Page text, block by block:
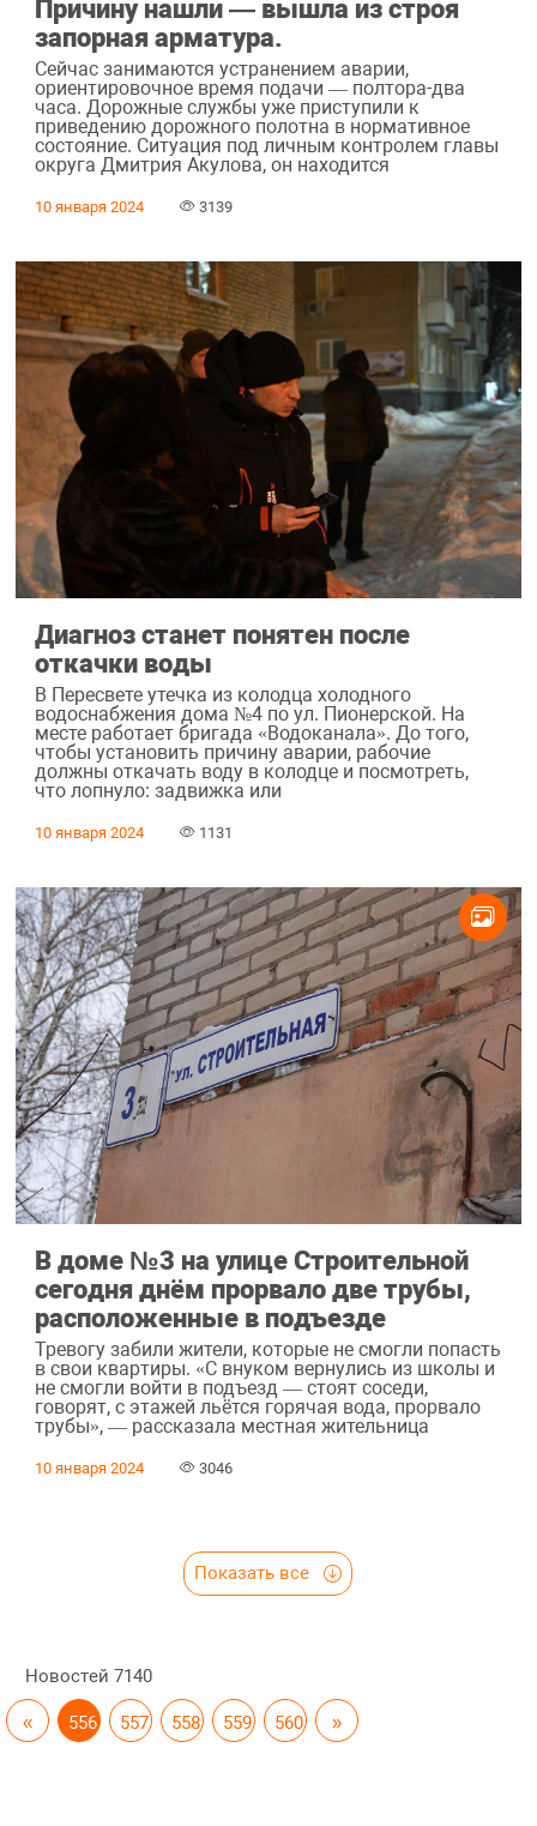
Причину нашли — вышла из строя
запорная арматура.
Сейчас занимаются устранением аварии,
ориентировочное время подачи — полтора-два
часа. Дорожные службы уже приступили к
приведению дорожного полотна в нормативное
состояние. Ситуация под личным контролем главы
округа Дмитрия Акулова, он находится
10 января 2024 3139
Диагноз станет понятен после
откачки воды
В Пересвете утечка из колодца холодного
водоснабжения дома №4 по ул. Пионерской. На
месте работает бригада «Водоканала». До того,
чтобы установить причину аварии, рабочие
должны откачать воду в колодце и посмотреть,
что лопнуло: задвижка или
10 января 2024 1131
В доме №3 на улице Строительной
сегодня днём прорвало две трубы,
расположенные в подъезде
Тревогу забили жители, которые не смогли попасть
в свои квартиры. «С внуком вернулись из школы и
не смогли войти в подъезд — стоят соседи,
говорят, с этажей льётся горячая вода, прорвало
трубы», — рассказала местная жительница
10 января 2024 3046
Показать все
Новостей 7140
« 556 557 558 559 560 »